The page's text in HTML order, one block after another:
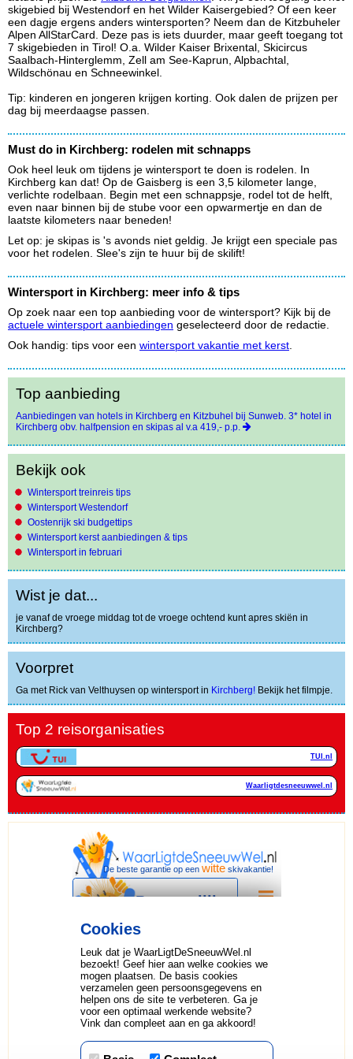
Top aanbieding
Aanbiedingen van hotels in Kirchberg en Kitzbuhel bij Sunweb. 3* hotel in
Kirchberg obv. halfpension en skipas al v.a 419,- p.p.
Bekijk ook
Wintersport treinreis tips
Wintersport Westendorf
Oostenrijk ski budgettips
Wintersport kerst aanbiedingen & tips
Wintersport in februari
Wist je dat...
je vanaf de vroege middag tot de vroege ochtend kunt apres skiën in
Kirchberg?
Voorpret
Ga met Rick van Velthuysen op wintersport in Kirchberg! Bekijk het filmpje.
skigebied bij Westendorf en het Wilder Kaisergebied? Of een keer
een dagje ergens anders wintersporten? Neem dan de Kitzbuheler
Alpen AllStarCard. Deze pas is iets duurder, maar geeft toegang tot
7 skigebieden in Tirol! O.a. Wilder Kaiser Brixental, Skicircus
Saalbach-Hinterglemm, Zell am See-Kaprun, Alpbachtal,
Wildschönau en Schneewinkel.
Tip: kinderen en jongeren krijgen korting. Ook dalen de prijzen per
dag bij meerdaagse passen.
Must do in Kirchberg: rodelen mit schnapps
Ook heel leuk om tijdens je wintersport te doen is rodelen. In
Kirchberg kan dat! Op de Gaisberg is een 3,5 kilometer lange,
verlichte rodelbaan. Begin met een schnappsje, rodel tot de helft,
even naar binnen bij de stube voor een opwarmertje en dan de
laatste kilometers naar beneden!
Let op: je skipas is 's avonds niet geldig. Je krijgt een speciale pas
voor het rodelen. Slee's zijn te huur bij de skilift!
Wintersport in Kirchberg: meer info & tips
Op zoek naar een top aanbieding voor de wintersport? Kijk bij de
actuele wintersport aanbiedingen geselecteerd door de redactie.
Ook handig: tips voor een wintersport vakantie met kerst
Top 2 reisorganisaties
TUI.nl
Waarligtdesneeuwwel.nl